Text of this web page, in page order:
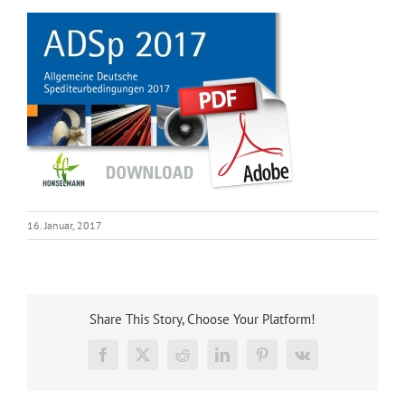
16. Januar, 2017
Share This Story, Choose Your Platform!
Facebook
X RedditLinkedInPinterest
Vk